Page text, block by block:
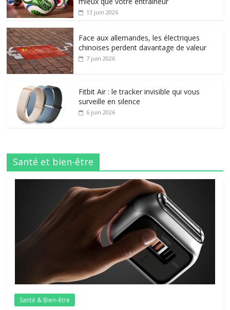
13 juin 2026
Face aux allemandes, les électriques
chinoises perdent davantage de valeur
7 juin 2026
Fitbit Air : le tracker invisible qui vous
surveille en silence
6 juin 2026
Santé et bien-être
Santé & Bien-être